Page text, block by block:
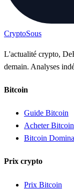
CryptoSous
L'actualité crypto,
demain. Analyses
Bitcoin
Guide Bitcoin
Acheter Bitcoin
Bitcoin
Prix crypto
Prix Bitcoin